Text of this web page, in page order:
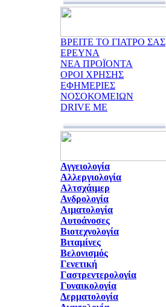
ΒΡΕΙΤΕ ΤΟ ΓΙΑΤΡΟ ΣΑΣ
ΕΡΕΥΝΑ
ΝΕΑ ΠΡΟΪΟΝΤΑ
ΟΡΟΙ ΧΡΗΣΗΣ
ΕΦΗΜΕΡΙΕΣ
ΝΟΣΟΚΟΜΕΙΩΝ
DRIVE ME
Αγγειολογία
Αλλεργιολογία
Αλτσχάιμερ
Ανδρολογία
Αιματολογία
Αυτοάνοσες
Βιοτεχνολογία
Βιταμίνες
Βελονισμός
Γενετική
Γαστρεντερολογία
Γυναικολογία
Δερματολογία